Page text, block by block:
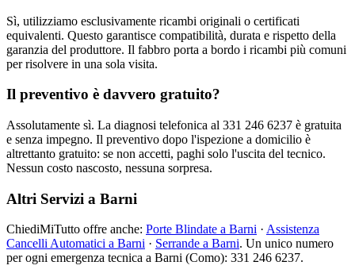
Sì, utilizziamo esclusivamente ricambi originali o certificati
equivalenti. Questo garantisce compatibilità, durata e rispetto della
garanzia del produttore. Il fabbro porta a bordo i ricambi più comuni
per risolvere in una sola visita.
Il preventivo è davvero gratuito?
Assolutamente sì. La diagnosi telefonica al 331 246 6237 è gratuita
e senza impegno. Il preventivo dopo l'ispezione a domicilio è
altrettanto gratuito: se non accetti, paghi solo l'uscita del tecnico.
Nessun costo nascosto, nessuna sorpresa.
Altri Servizi a Barni
ChiediMiTutto offre anche: Porte Blindate a Barni · Assistenza
Cancelli Automatici a Barni · Serrande a Barni. Un unico numero
per ogni emergenza tecnica a Barni (Como): 331 246 6237.